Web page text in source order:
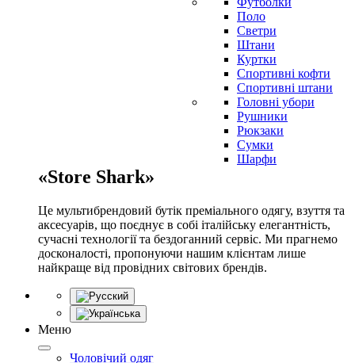
Поло
Светри
Штани
Куртки
Cпортивні кофти
Спортивні штани
Головні убори
Рушники
Рюкзаки
Сумки
Шарфи
«Store Shark»
Це мультибрендовий бутік преміального одягу, взуття та
аксесуарів, що поєднує в собі італійську елегантність,
сучасні технології та бездоганний сервіс. Ми прагнемо
досконалості, пропонуючи нашим клієнтам лише
найкраще від провідних світових брендів.
Меню
Чоловічий одяг